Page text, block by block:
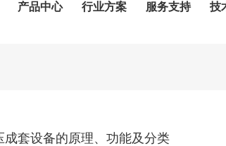
产品中心 行业方案 服务支持 技
成套设备的原理、功能及分类